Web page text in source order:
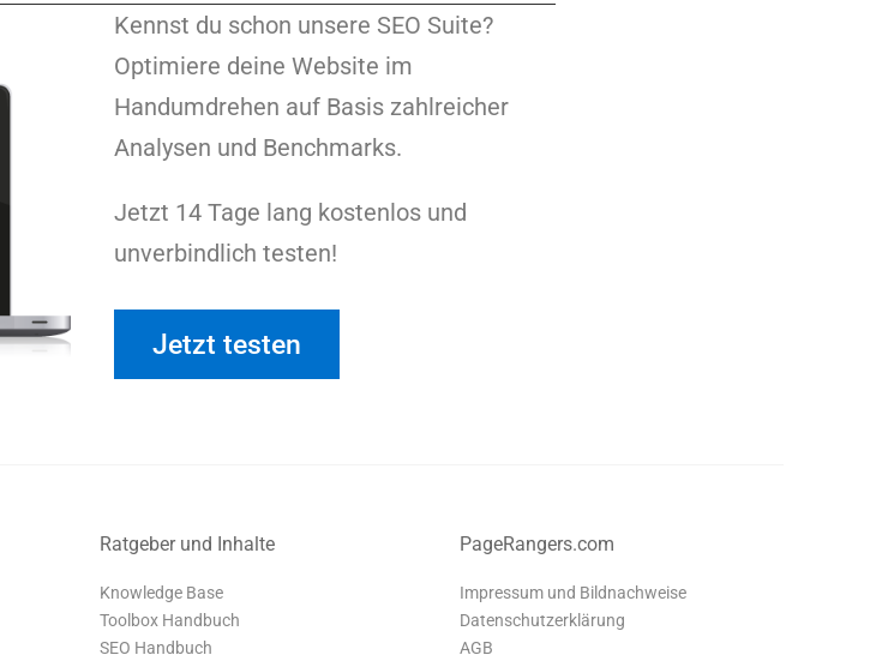
Kennst du schon unsere SEO Suite?
Optimiere deine Website im
Handumdrehen auf Basis zahlreicher
Analysen und Benchmarks.
Jetzt 14 Tage lang kostenlos und
unverbindlich testen!
Jetzt testen
Ratgeber und Inhalte
Knowledge Base
Toolbox Handbuch
SEO Handbuch
PageRangers.com
Impressum und Bildnachweise
Datenschutzerklärung
AGB